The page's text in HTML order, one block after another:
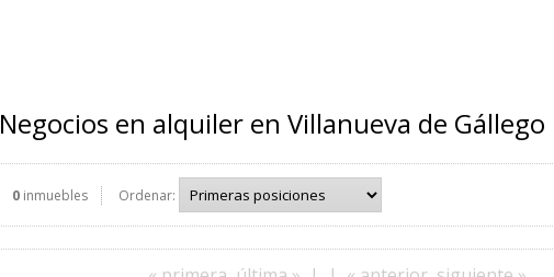
Negocios en alquiler en Villanueva de Gállego
0 inmuebles Ordenar: